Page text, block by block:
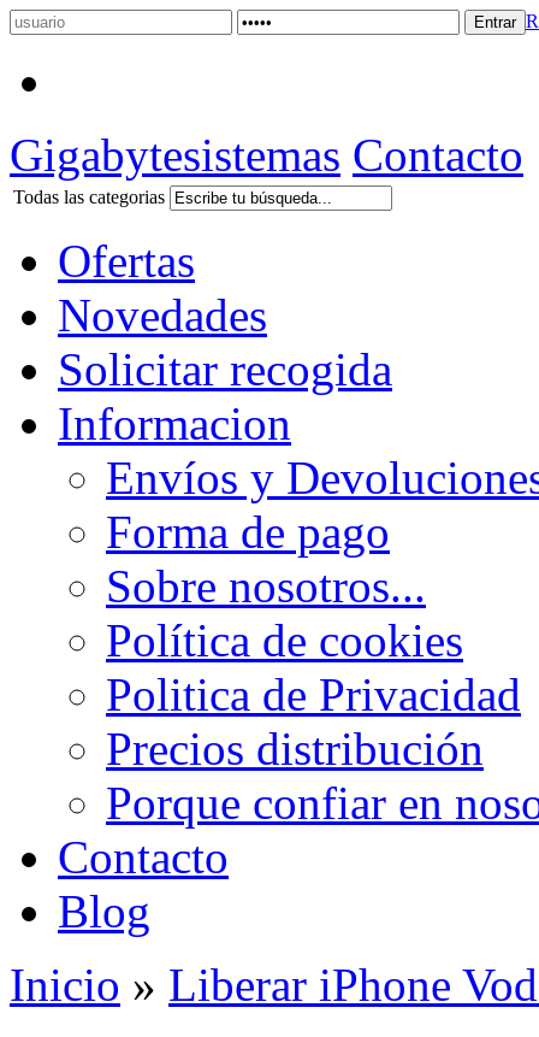
Gigabytesistemas Contacto
Todas las categorias
Ofertas
Novedades
Solicitar recogida
Informacion
Envíos y
Forma de pago
Sobre nosotros...
Política de cookies
Politica de Privacidad
Precios distribución
Porque confiar en
Contacto
Blog
Inicio » Liberar iPhone